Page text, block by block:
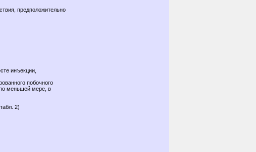
предположительно
инъекции,
побочного
по меньшей мере, в
2)